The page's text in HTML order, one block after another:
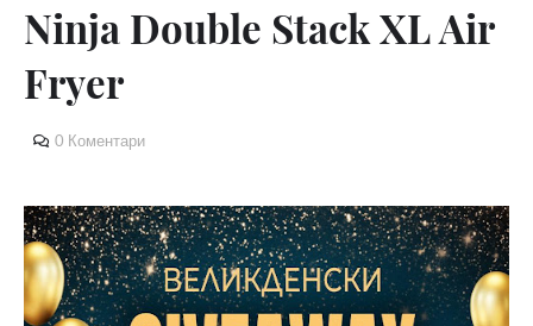
Ninja Double Stack XL Air
Fryer
0 Коментари